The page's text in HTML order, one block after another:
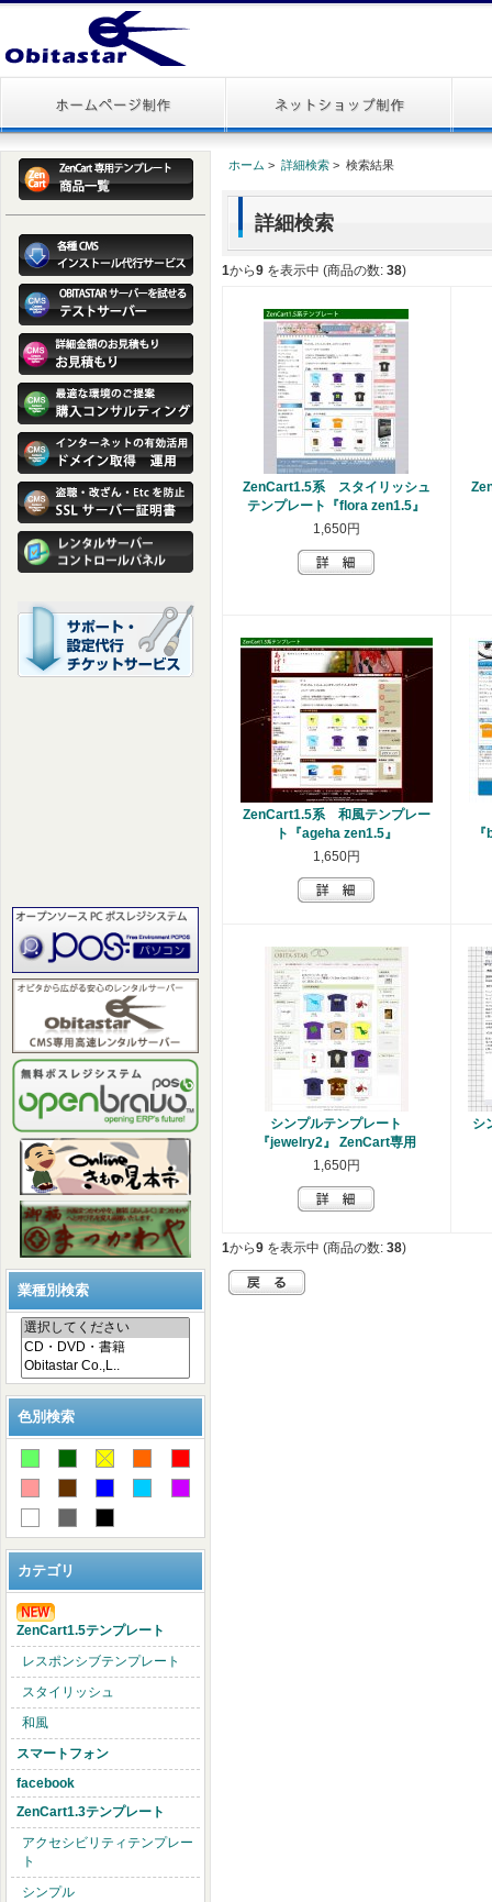
業種別検索
色別検索
カテゴリ
ZenCart1.5テンプレート
レスポンシブテンプレート
スタイリッシュ
和風
スマートフォン
facebook
ZenCart1.3テンプレート
アクセシビリティテンプレー
ト
シンプル
ホーム > 詳細検索> 検索結果
詳細検索
1から9 を表示中 (商品の数: 38)
ZenCart1.5系 スタイリッシュ
テンプレート『flora zen1.5』
1,650円
ZenCart1.5系 和風テンプレー
ト『ageha zen1.5』
1,650円
シンプルテンプレート
『jewelry2』 ZenCart専用
1,650円
シ
1から9 を表示中 (商品の数: 38)